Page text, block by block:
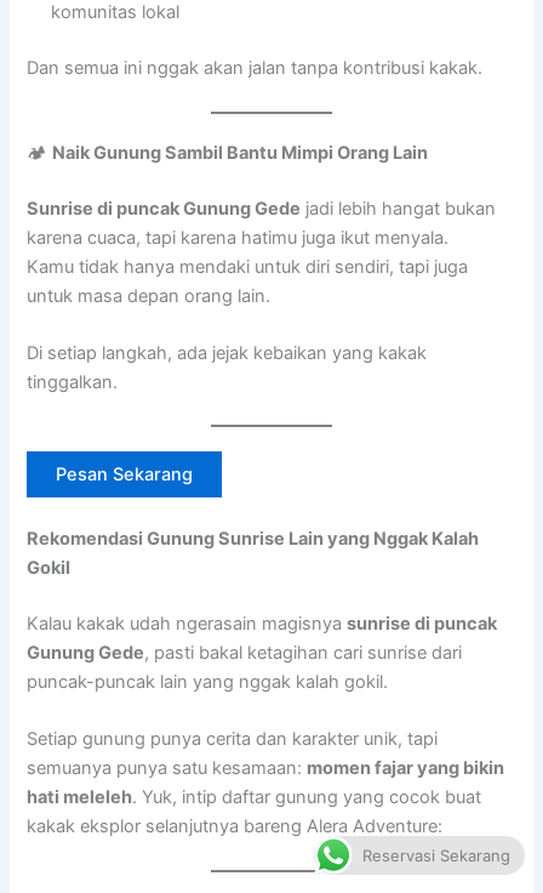
komunitas lokal
Dan semua ini nggak akan jalan tanpa kontribusi kakak.
🏕️ Naik Gunung Sambil Bantu Mimpi Orang Lain
Sunrise di puncak Gunung Gede jadi lebih hangat bukan
karena cuaca, tapi karena hatimu juga ikut menyala.
Kamu tidak hanya mendaki untuk diri sendiri, tapi juga
untuk masa depan orang lain.
Di setiap langkah, ada jejak kebaikan yang kakak
tinggalkan.
Pesan Sekarang
Rekomendasi Gunung Sunrise Lain yang Nggak Kalah
Gokil
Kalau kakak udah ngerasain magisnyasunrise di puncak
Gunung Gede, pasti bakal ketagihan cari sunrise dari
puncak-puncak lain yang nggak kalah gokil.
Setiap gunung punya cerita dan karakter unik, tapi
semuanya punya satu kesamaan: momen fajar yang bikin
hati meleleh. Yuk, intip daftar gunung yang cocok buat
kakak eksplor selanjutnya bareng Alera Adventure:
Reservasi Sekarang